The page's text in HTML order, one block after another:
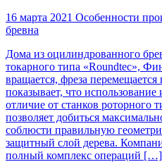
16 марта 2021 Особенности
бревна
Дома из оцилиндрованного
токарного типа «Roundtec»,
вращается, фреза
показывает, что
отличие от станков роторного
позволяет добиться
соблюсти правильную
защитный слой дерева.
полный комплекс операций […]